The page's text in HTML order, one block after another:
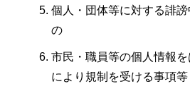
個人・団体等に対する誹
の
市民・職員等の個人情報
により規制を受ける事項等